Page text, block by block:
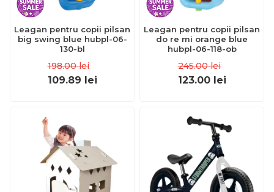
Leagan pentru copii pilsan
big swing blue hubpl-06-
130-bl
198.00 lei
109.89 lei
Leagan pentru copii pilsan
do re mi orange blue
hubpl-06-118-ob
245.00 lei
123.00 lei